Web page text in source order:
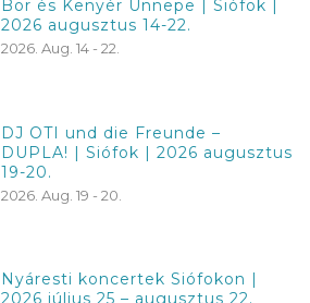
Bor és Kenyér Ünnepe | Siófok |
2026 augusztus 14-22.
2026. Aug. 14 - 22.
DJ OTI und die Freunde –
DUPLA! | Siófok | 2026 augusztus
19-20.
2026. Aug. 19 - 20.
Nyáresti koncertek Siófokon |
2026 július 25 – augusztus 22.